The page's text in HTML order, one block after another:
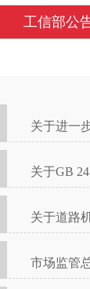
工信部公
关于进一
关于GB
关于道路
市场监管